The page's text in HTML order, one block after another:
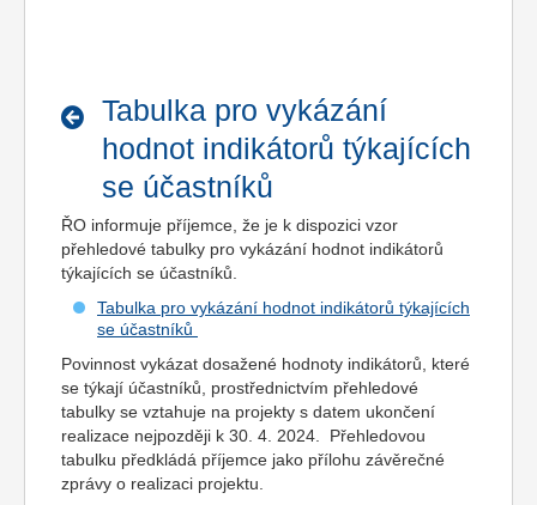
Tabulka pro vykázání
hodnot indikátorů týkajících
se účastníků
ŘO informuje příjemce, že je k dispozici vzor
přehledové tabulky pro vykázání hodnot indikátorů
týkajících se účastníků.
Tabulka pro vykázání hodnot indikátorů týkajících
se účastníků
Povinnost vykázat dosažené hodnoty indikátorů, které
se týkají účastníků, prostřednictvím přehledové
tabulky se vztahuje na projekty s datem ukončení
realizace nejpozději k 30. 4. 2024. Přehledovou
tabulku předkládá příjemce jako přílohu závěrečné
zprávy o realizaci projektu.